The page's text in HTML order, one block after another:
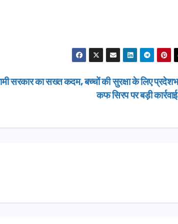
सरकार का सख्त कदम, बच्चों की सुरक्षा के लिए
कफ सिरप पर बड़ी कार्रवाई
से जुड़ी 12